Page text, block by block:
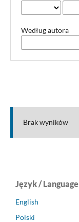
Według autora
Brak wyników
Język / Language
English
Polski